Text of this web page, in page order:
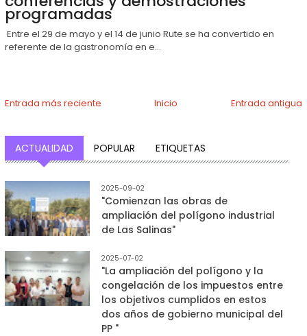
programadas
Entre el 29 de mayo y el 14 de junio Rute se ha convertido en
referente de la gastronomía en e...
Entrada más reciente Entrada antigua
Inicio
ACTUALIDAD POPULAR ETIQUETAS
2025-09-02
"Comienzan las obras de
ampliación del polígono industrial
de Las Salinas"
2025-07-02
"La ampliación del polígono y la
congelación de los impuestos entre
los objetivos cumplidos en estos
dos años de gobierno municipal del
PP "